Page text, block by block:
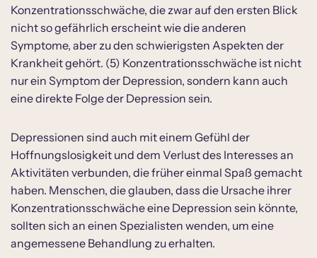
Konzentrationsschwäche, die zwar auf den ersten Blick
nicht so gefährlich erscheint wie die anderen
Symptome, aber zu den schwierigsten Aspekten der
Krankheit gehört. (5) Konzentrationsschwäche ist nicht
nur ein Symptom der Depression, sondern kann auch
eine direkte Folge der Depression sein.
Depressionen sind auch mit einem Gefühl der
Hoffnungslosigkeit und dem Verlust des Interesses an
Aktivitäten verbunden, die früher einmal Spaß gemacht
haben. Menschen, die glauben, dass die Ursache ihrer
Konzentrationsschwäche eine Depression sein könnte,
sollten sich an einen Spezialisten wenden, um eine
angemessene Behandlung zu erhalten.